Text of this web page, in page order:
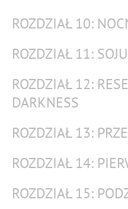
ROZDZIAŁ 10:
ROZDZIAŁ 11:
ROZDZIAŁ 12:
DARKNESS
ROZDZIAŁ 13:
ROZDZIAŁ 14:
ROZDZIAŁ 15: